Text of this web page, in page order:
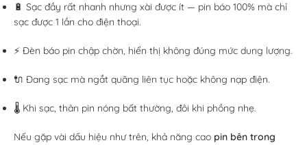
🔋 Sạc đầy rất nhanh nhưng xài được ít — pin báo 100% mà chỉ
sạc được 1 lần cho điện thoại.
⚡ Đèn báo pin chập chờn, hiển thị không đúng mức dung lượng.
🔌 Đang sạc mà ngắt quãng liên tục hoặc không nạp điện.
🌡️ Khi sạc, thân pin nóng bất thường, đôi khi phồng nhẹ.
Nếu gặp vài dấu hiệu như trên, khả năng cao pin bên trong